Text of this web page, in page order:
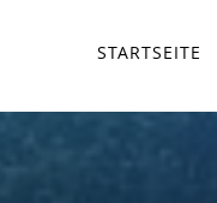
STARTSEITE